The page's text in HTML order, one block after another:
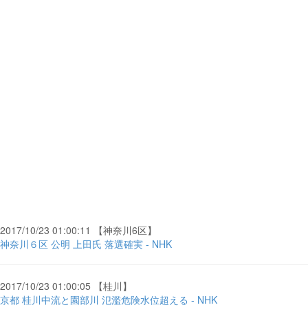
2017/10/23 01:00:11 【神奈川6区】
神奈川６区 公明 上田氏 落選確実 - NHK
2017/10/23 01:00:05 【桂川】
京都 桂川中流と園部川 氾濫危険水位超える - NHK